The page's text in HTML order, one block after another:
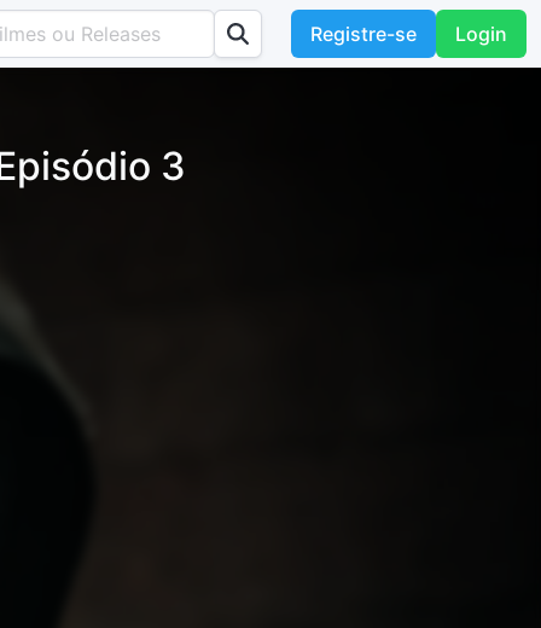
Registre-se Login
3